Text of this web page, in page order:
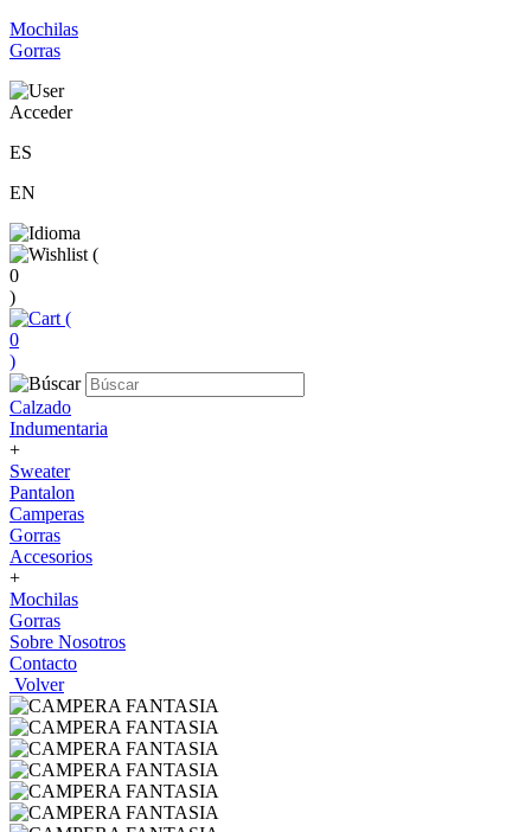
Mochilas
Gorras
Acceder
ES
EN
(
0
)
(
0
)
Calzado
Indumentaria
+
Sweater
Pantalon
Camperas
Gorras
Accesorios
+
Mochilas
Gorras
Sobre Nosotros
Contacto
Volver